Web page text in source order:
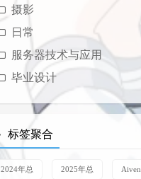
摄影
日常
服务器技术与应用
毕业设计
标签聚合
2024年总 2025年总 Aiven